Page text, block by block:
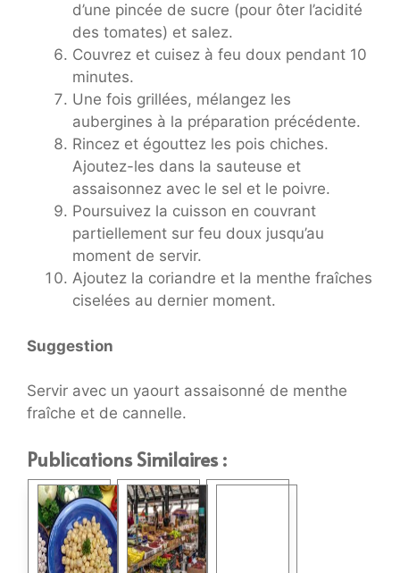
d’une pincée de sucre (pour ôter l’acidité
des tomates) et salez.
Couvrez et cuisez à feu doux pendant 10
minutes.
Une fois grillées, mélangez les
aubergines à la préparation précédente.
Rincez et égouttez les pois chiches.
Ajoutez-les dans la sauteuse et
assaisonnez avec le sel et le poivre.
Poursuivez la cuisson en couvrant
partiellement sur feu doux jusqu’au
moment de servir.
Ajoutez la coriandre et la menthe fraîches
ciselées au dernier moment.
Suggestion
Servir avec un yaourt assaisonné de menthe
fraîche et de cannelle.
Publications Similaires :